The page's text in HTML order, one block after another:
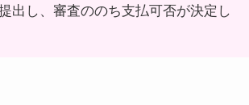
出し、審査ののち支払可否が決定し